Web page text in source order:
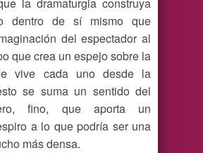
la dramaturgia construya
dentro de sí mismo que
del espectador al
que crea un espejo sobre la
vive cada uno desde la
se suma un sentido del
fino, que aporta un
a lo que podría ser una
más densa.